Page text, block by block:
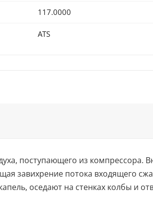
117.0000
ATS
поступающего из компрессора.
завихрение потока входящего
оседают на стенках колбы и